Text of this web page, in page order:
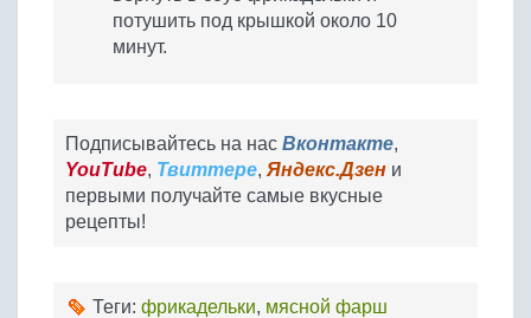
потушить под крышкой около 10
минут.
Подписывайтесь на нас Вконтакте,
YouTube, Твиттере, Яндекс.Дзен и
первыми получайте самые вкусные
рецепты!
Теги: фрикадельки, мясной фарш